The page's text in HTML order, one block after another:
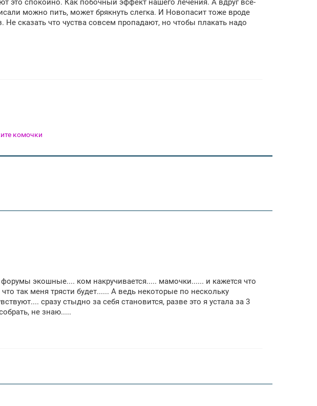
это спокойно. Как побочный эффект нашего лечения. А вдруг все-
можно пить, может брякнуть слегка. И Новопасит тоже вроде
сказать что чуства совсем пропадают, но чтобы плакать надо
комочки
экошные.... ком накручивается..... мамочки...... и кажется что
так меня трясти будет...... А ведь некоторые по нескольку
сразу стыдно за себя становится, разве это я устала за 3
не знаю.....